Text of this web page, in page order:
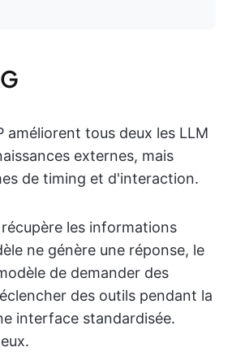
améliorent tous deux les LLM
externes, mais
de timing et d'interaction.
récupère les informations
ne génère une réponse, le
de demander des
des outils pendant la
interface standardisée.